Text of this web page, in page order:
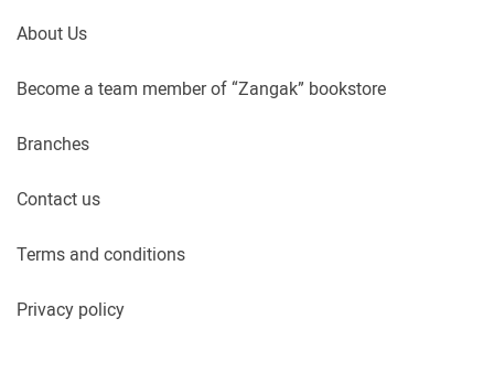
About Us
Become a team member of “Zangak” bookstore
Branches
Contact us
Terms and conditions
Privacy policy